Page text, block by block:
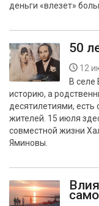
деньги «влезет»
50
12
В
историю, а
десятилетиями, есть
жителей. 15 июля
совместной жизни
Яминовы.